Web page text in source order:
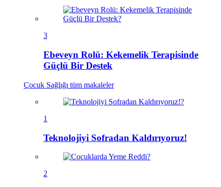
3
Ebeveyn Rolü: Kekemelik Terapisinde
Güçlü Bir Destek
Çocuk Sağlığı tüm makaleler
1
Teknolojiyi Sofradan Kaldırıyoruz!
2